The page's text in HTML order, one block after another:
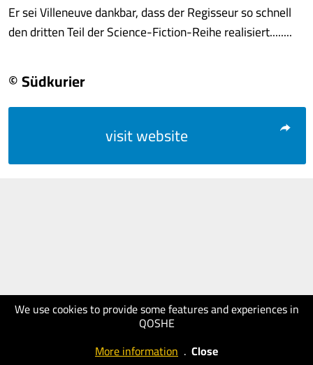
We use cookies to provide some features and experiences in
QOSHE
More information . Close
Er sei Villeneuve dankbar, dass der Regisseur so schnell
den dritten Teil der Science-Fiction-Reihe realisiert........
© Südkurier
visit website